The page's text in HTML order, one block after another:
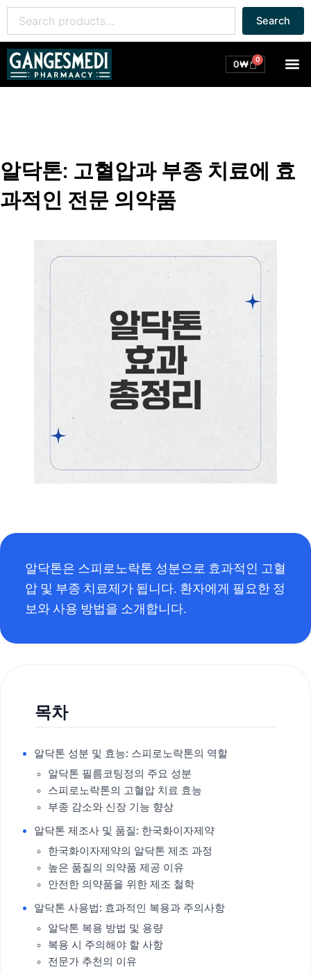
콘
츠
너
for:
Search
0₩ 0
Cart
알닥톤: 고혈압과 부종 치료에 효
과적인 전문 의약품
알닥톤은 스피로노락톤 성분으로 효과적인 고혈
압 및 부종 치료제가 됩니다. 환자에게 필요한 정
보와 사용 방법을 소개합니다.
목차
알닥톤 성분 및 효능: 스피로노락톤의 역할
알닥톤 필름코팅정의 주요 성분
스피로노락톤의 고혈압 치료 효능
부종 감소와 신장 기능 향상
알닥톤 제조사 및 품질: 한국화이자제약
한국화이자제약의 알닥톤 제조 과정
높은 품질의 의약품 제공 이유
안전한 의약품을 위한 제조 철학
알닥톤 사용법: 효과적인 복용과 주의사항
알닥톤 복용 방법 및 용량
복용 시 주의해야 할 사항
전문가 추천의 이유